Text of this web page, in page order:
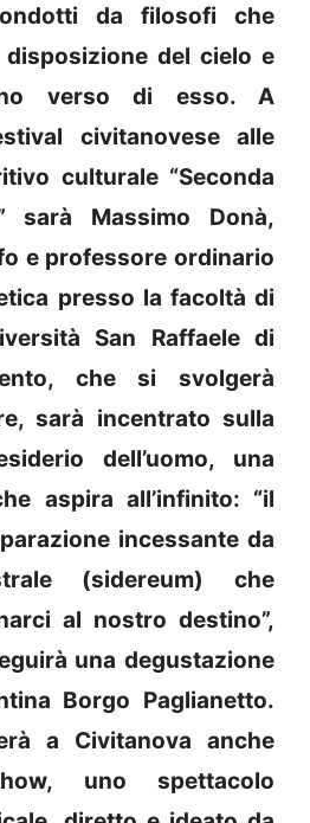
da filosofi che
del cielo e
verso di esso. A
civitanovese alle
culturale “Seconda
sarà Massimo Donà,
e professore ordinario
presso la facoltà di
San Raffaele di
che si svolgerà
sarà incentrato sulla
dell’uomo, una
aspira all’infinito: “il
incessante da
(sidereum) che
al nostro destino”,
una degustazione
Borgo Paglianetto.
a Civitanova anche
uno spettacolo